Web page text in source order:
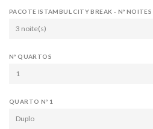
PACOTE ISTAMBUL CITY BREAK - Nº NOITES
3 noite(s)
Nº QUARTOS
1
QUARTO Nº 1
Duplo